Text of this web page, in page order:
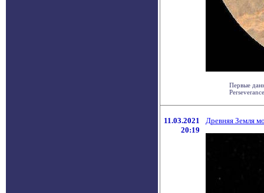
Первые
11.03.2021
20:19
Древняя Земля